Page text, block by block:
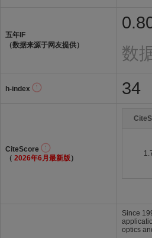
五年IF
（数据来源于网友提供）
数
h-index 34
CiteScore
（ 2026年6月最新版 ）
Since
optics